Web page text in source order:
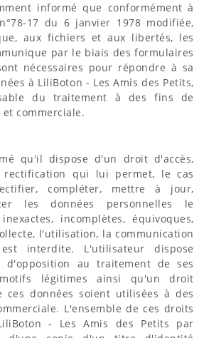
informé que conformément à
17 du 6 janvier 1978 modifiée,
aux fichiers et aux libertés, les
par le biais des formulaires
nécessaires pour répondre à sa
à LiliBoton - Les Amis des Petits,
du traitement à des fins de
commerciale.
qu'il dispose d'un droit d'accès,
qui lui permet, le cas
compléter, mettre à jour,
les données personnelles le
incomplètes, équivoques,
l'utilisation, la communication
interdite. L'utilisateur dispose
au traitement de ses
légitimes ainsi qu'un droit
ces données soient utilisées à des
L'ensemble de ces droits
- Les Amis des Petits par